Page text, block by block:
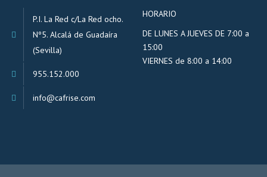
P.I. La Red c/La Red ocho.
Nº5. Alcalá de Guadaíra
(Sevilla)
955.152.000
info@cafrise.com
HORARIO
DE LUNES A JUEVES DE 7:00 a
15:00
VIERNES de 8:00 a 14:00